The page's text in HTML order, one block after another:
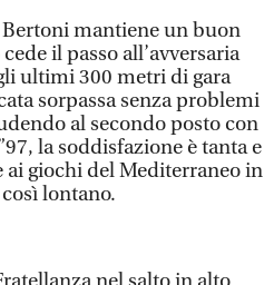
mantiene un buon
il passo all’avversaria
ultimi 300 metri di gara
sorpassa senza problemi
al secondo posto con
la soddisfazione è tanta e
ai giochi del Mediterraneo in
lontano.